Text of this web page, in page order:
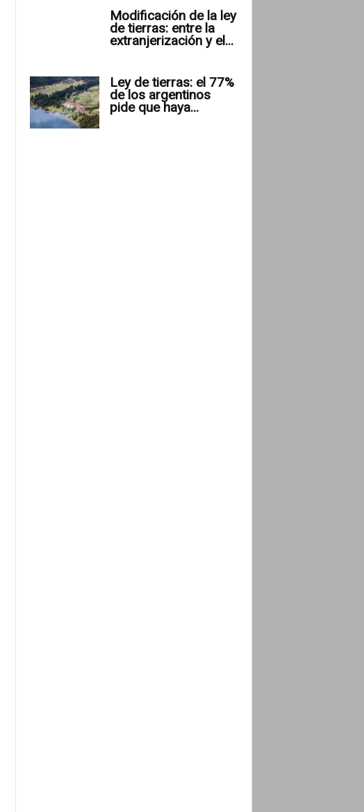
Modificación de la ley
de tierras: entre la
extranjerización y el...
Ley de tierras: el 77%
de los argentinos
pide que haya...